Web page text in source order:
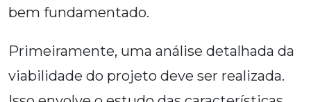
bem fundamentado.
Primeiramente, uma análise detalhada da
viabilidade do projeto deve ser realizada.